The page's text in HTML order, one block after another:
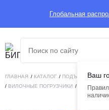
Глобальная
Ваш
ГЛАВНАЯ / КАТАЛОГ / ПОДЪЕМНАЯ
/ ВИЛОЧНЫЕ ПОГРУЗЧИКИ / ВИЛОЧНЫЙ